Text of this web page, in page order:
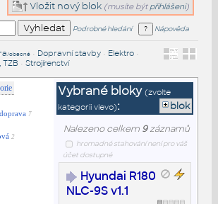
Vložit nový blok (musíte být přihlášeni)
Podrobné hledání Nápověda
/obecné• Dopravní stavby• Elektro•
TZB • Strojírenství
7
2
Vybrané bloky (zvolte
kategorii vlevo): blok
Nalezeno celkem 9záznamů
hromadné stahování není pro váš
účet dostupné
Hyundai R180
NLC-9S v1.1